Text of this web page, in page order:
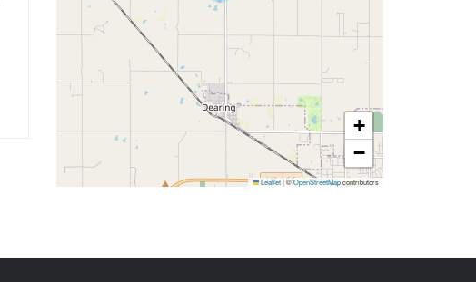
+
−
Leaflet|©OpenStreetMapcontributors